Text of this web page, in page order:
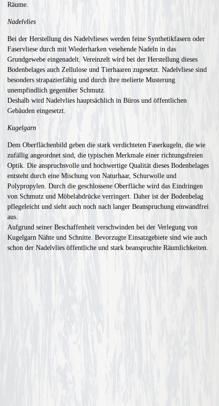
Räume.
Nadelvlies
Bei der Herstellung des Nadelvlieses werden feine Synthetikfasern oder
Faservliese durch mit Wiederharken vesehende Nadeln in das
Grundgewebe eingenadelt. Vereinzelt wird bei der Herstellung dieses
Bodenbelages auch Zellulose und Tierhaaren zugesetzt. Nadelvliese sind
besonders strapazierfähig und durch ihre melierte Musterung
unempfindlich gegenüber Schmutz.
Deshalb wird Nadelvlies hauptsächlich in Büros und öffentlichen
Gebäuden eingesetzt.
Kugelgarn
Dem Oberflächenbild geben die stark verdichteten Faserkugeln, die wie
zufällig angeordnet sind, die typischen Merkmale einer richtungsfreien
Optik. Die anspruchsvolle und hochwertige Qualität dieses Bodenbelages
entsteht durch eine Mischung von Naturhaar, Schurwolle und
Polypropylen. Durch die geschlossene Oberfläche wird das Eindringen
von Schmutz und Möbelabdrücke verringert. Daher ist der Bodenbelag
pflegeleicht und sieht auch noch nach langer Beanspruchung einwandfrei
aus.
Aufgrund seiner Beschaffenheit verschwinden bei der Verlegung von
Kugelgarn Nähte und Schnitte. Bevorzugte Einsatzgebiete sind wie auch
schon der Nadelvlies öffentliche und stark beanspruchte Räumlichkeiten.